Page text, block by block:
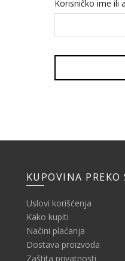
Korisničko ime ili
KUPOVINA PREKO
Uslovi korišćenja
Kako kupiti
Načini plaćanja
Dostava proizvoda
Zaštita privatnosti